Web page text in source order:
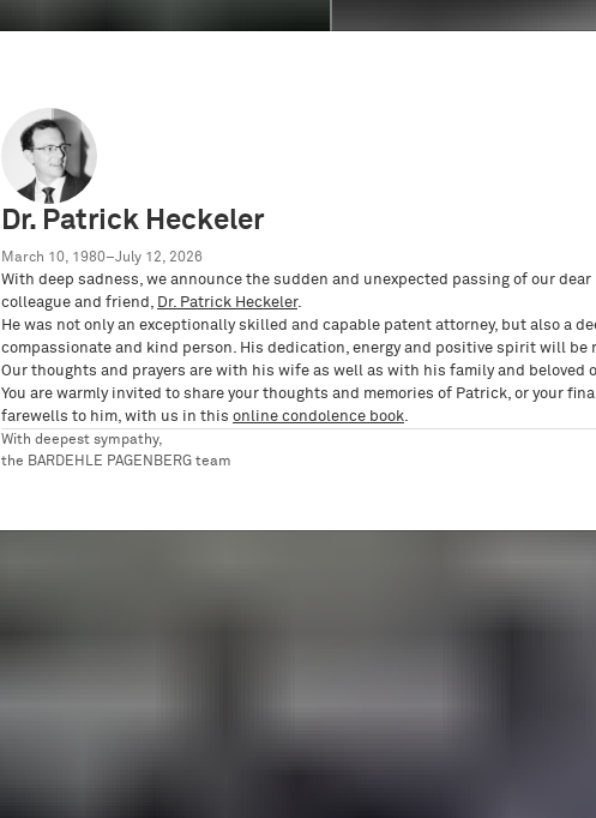
Dr. Patrick Heckeler
March 10, 1980–July 12, 2026
With deep sadness, we announce the sudden and unexpected passing of our dear
colleague and friend, Dr. Patrick Heckeler.
He was not only an exceptionally skilled and capable patent attorney, but also a
compassionate and kind person. His dedication, energy and positive spirit will be
Our thoughts and prayers are with his wife as well as with his family and beloved
You are warmly invited to share your thoughts and memories of Patrick, or your
farewells to him, with us in this online condolence book.
With deepest sympathy,
the BARDEHLE PAGENBERG team